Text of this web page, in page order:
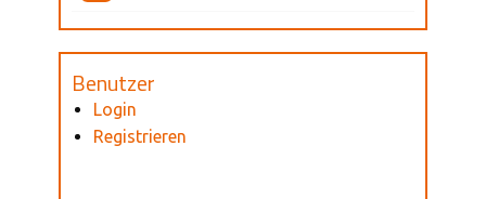
Benutzer
Login
Registrieren